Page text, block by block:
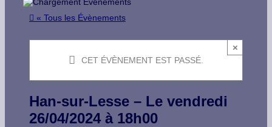
« Tous les Évènements
CET ÉVÈNEMENT EST PASSÉ.
×
Han-sur-Lesse – Le vendredi
26/04/2024 à 18h00